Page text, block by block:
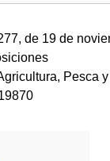
de 19 de
Pesca